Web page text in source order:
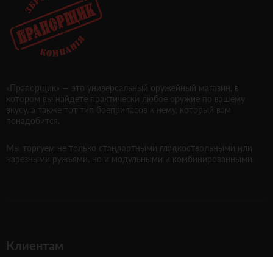
«Прапорщик» — это универсальный оружейный магазин, в
котором вы найдете практически любое оружие по вашему
вкусу, а также тот тип боеприпасов к нему, который вам
понадобится.
Мы торгуем не только стандартными гладкоствольными или
нарезными ружьями, но и модульными и комбинированными.
Клиентам